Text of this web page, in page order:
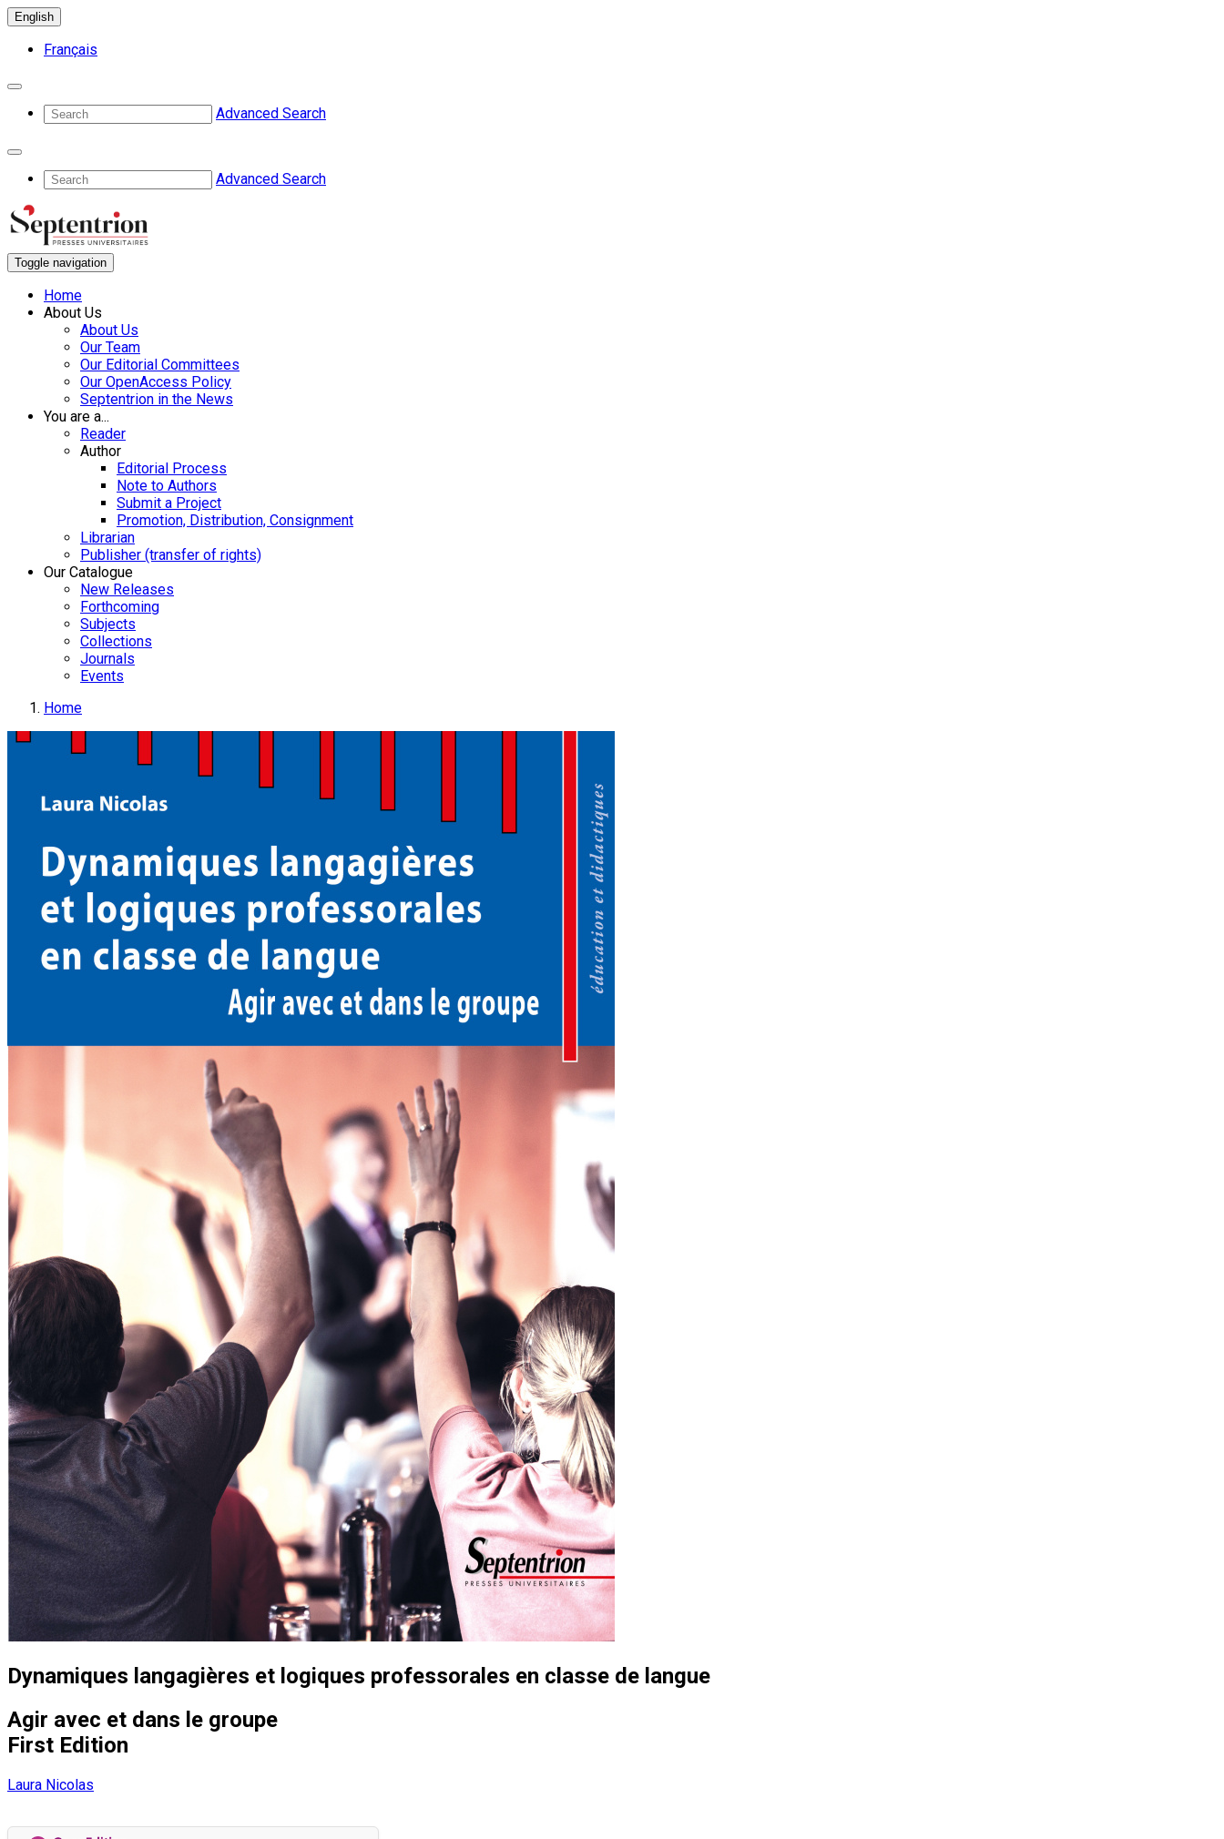
English
Français
Advanced Search
Advanced Search
Toggle navigation
Home
About Us
About Us
Our Team
Our Editorial Committees
Our OpenAccess Policy
Septentrion in the News
You are a...
Reader
Author
Editorial Process
Note to Authors
Submit a Project
Promotion, Distribution, Consignment
Librarian
Publisher (transfer of rights)
Our Catalogue
New Releases
Forthcoming
Subjects
Collections
Journals
Events
Home
Dynamiques langagières et logiques professorales en classe de langue
Agir avec et dans le groupe
First Edition
Laura Nicolas